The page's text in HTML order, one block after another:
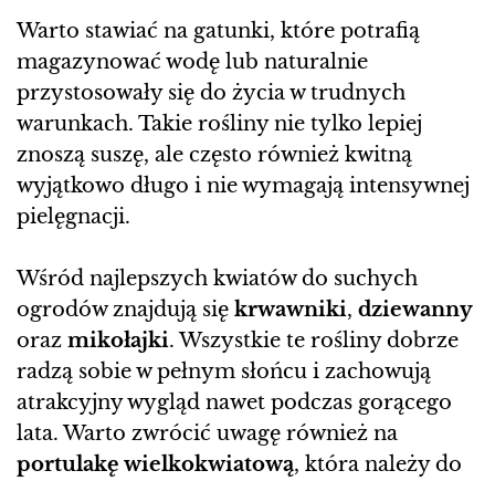
Warto stawiać na gatunki, które potrafią
magazynować wodę lub naturalnie
przystosowały się do życia w trudnych
warunkach. Takie rośliny nie tylko lepiej
znoszą suszę, ale często również kwitną
wyjątkowo długo i nie wymagają intensywnej
pielęgnacji.
Wśród najlepszych kwiatów do suchych
ogrodów znajdują się krwawniki, dziewanny
oraz mikołajki. Wszystkie te rośliny dobrze
radzą sobie w pełnym słońcu i zachowują
atrakcyjny wygląd nawet podczas gorącego
lata. Warto zwrócić uwagę również na
portulakę wielkokwiatową, która należy do